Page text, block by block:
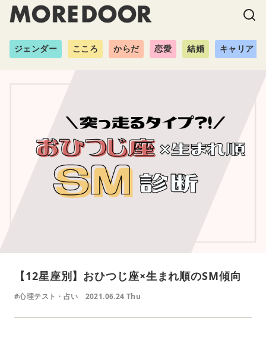
ジェンダー こころ からだ 恋愛 結婚 キャリア
【12星座別】おひつじ座×生まれ順のSM傾向
#心理テスト・占い 2021.06.24 Thu